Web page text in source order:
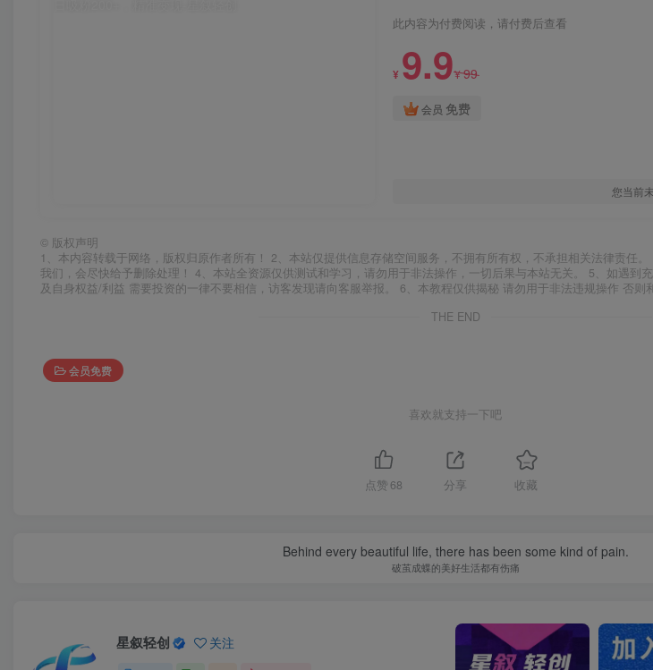
此内容为付费阅读，请付费后查看
¥ 9.9¥99
会员 免费
您当前
© 版权声明
1、本内容转载于网络，版权归原作者所有！ 2、本站仅提供信息存储空间服务，不拥有所有权，不承担相关法律责任
我们，会尽快给予删除处理！ 4、本站全资源仅供测试和学习，请勿用于非法操作，一切后果与本站无关。 5、如遇到
及自身权益/利益 需要投资的一律不要相信，访客发现请向客服举报。 6、本教程仅供揭秘 请勿用于非法违规操作 否则
THE END
会员免费
喜欢就支持一下吧
点赞 68 分享 收藏
Behind every beautiful life, there has been some kind of pain.
破茧成蝶的美好生活都有伤痛
星叙轻创 关注